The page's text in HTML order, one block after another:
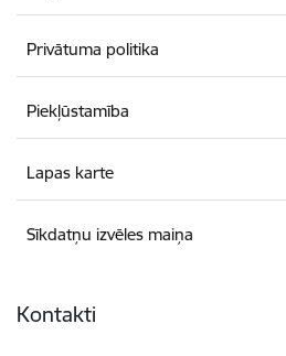
Privātuma politika
Piekļūstamība
Lapas karte
Sīkdatņu izvēles maiņa
Kontakti